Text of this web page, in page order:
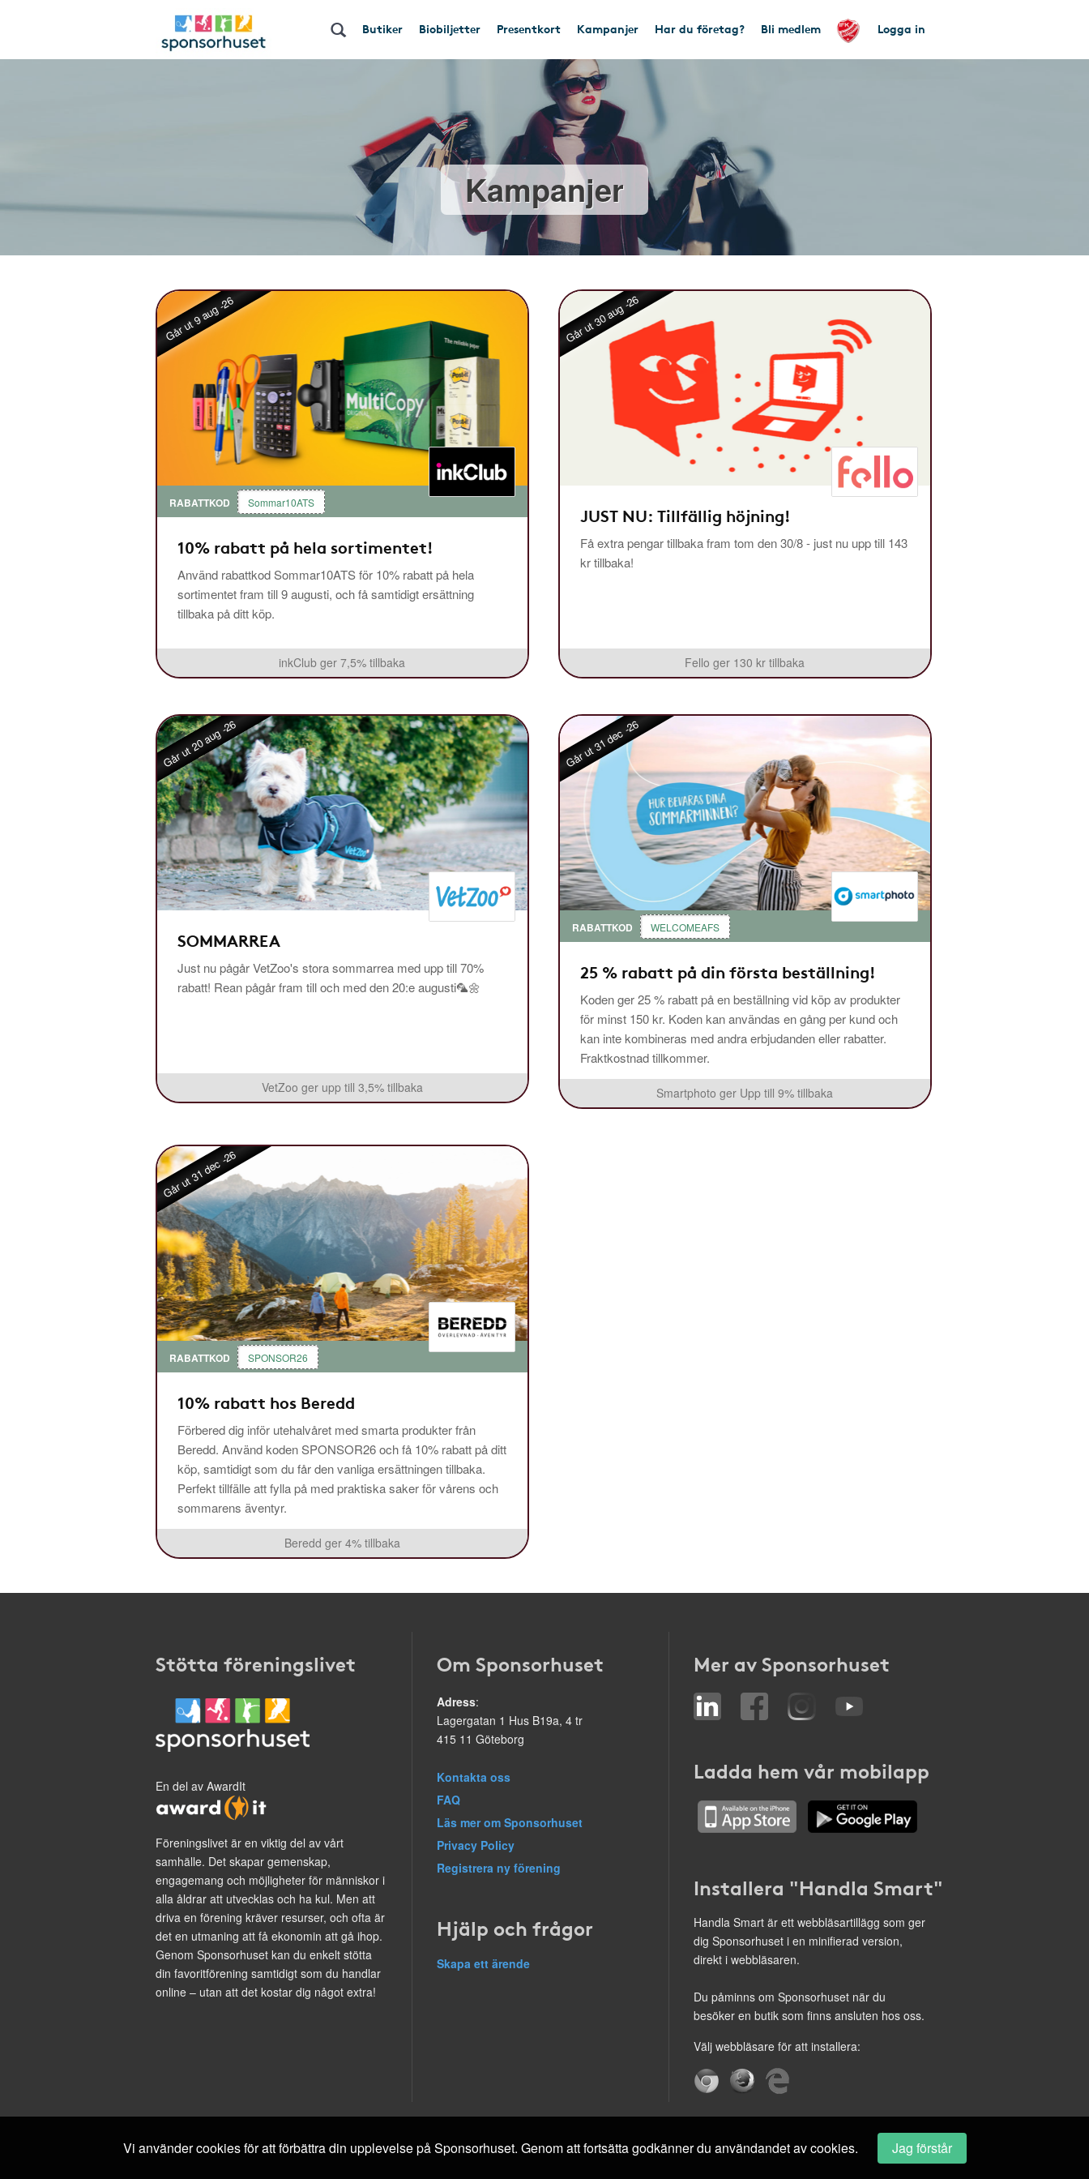
Butiker Biobiljetter Presentkort Kampanjer Har du företag? Bli medlem Logga in
Kampanjer
Går ut 9 aug -26
RABATTKOD Sommar10ATS
10% rabatt på hela sortimentet!
Använd rabattkod Sommar10ATS för 10% rabatt på hela
sortimentet fram till 9 augusti, och få samtidigt ersättning
tillbaka på ditt köp.
inkClub ger 7,5% tillbaka
Går ut 30 aug -26
JUST NU: Tillfällig höjning!
Få extra pengar tillbaka fram tom den 30/8 - just nu upp till 143
kr tillbaka!
Fello ger 130 kr tillbaka
Går ut 20 aug -26
SOMMARREA
Just nu pågår VetZoo's stora sommarrea med upp till 70%
rabatt! Rean pågår fram till och med den 20:e augusti🦜🌼
VetZoo ger upp till 3,5% tillbaka
Går ut 31 dec -26
RABATTKOD WELCOMEAFS
25 % rabatt på din första beställning!
Koden ger 25 % rabatt på en beställning vid köp av produkter
för minst 150 kr. Koden kan användas en gång per kund och
kan inte kombineras med andra erbjudanden eller rabatter.
Fraktkostnad tillkommer.
Smartphoto ger Upp till 9% tillbaka
Går ut 31 dec -26
RABATTKOD SPONSOR26
10% rabatt hos Beredd
Förbered dig inför utehalvåret med smarta produkter från
Beredd. Använd koden SPONSOR26 och få 10% rabatt på ditt
köp, samtidigt som du får den vanliga ersättningen tillbaka.
Perfekt tillfälle att fylla på med praktiska saker för vårens och
sommarens äventyr.
Beredd ger 4% tillbaka
Stötta föreningslivet
En del av AwardIt
Föreningslivet är en viktig del av vårt
samhälle. Det skapar gemenskap,
engagemang och möjligheter för människor i
alla åldrar att utvecklas och ha kul. Men att
driva en förening kräver resurser, och ofta är
det en utmaning att få ekonomin att gå ihop.
Genom Sponsorhuset kan du enkelt stötta
din favoritförening samtidigt som du handlar
online – utan att det kostar dig något extra!
Om Sponsorhuset
Adress:
Lagergatan 1 Hus B19a, 4 tr
415 11 Göteborg
Kontakta oss
FAQ
Läs mer om Sponsorhuset
Privacy Policy
Registrera ny förening
Hjälp och frågor
Skapa ett ärende
Mer av Sponsorhuset
Ladda hem vår mobilapp
Installera "Handla Smart"
Handla Smart är ett webbläsartillägg som ger
dig Sponsorhuset i en minifierad version,
direkt i webbläsaren.
Du påminns om Sponsorhuset när du
besöker en butik som finns ansluten hos oss.
Välj webbläsare för att installera:
Vi använder cookies för att förbättra din upplevelse på Sponsorhuset. Genom att fortsätta godkänner du användandet av cookies. Jag förstår